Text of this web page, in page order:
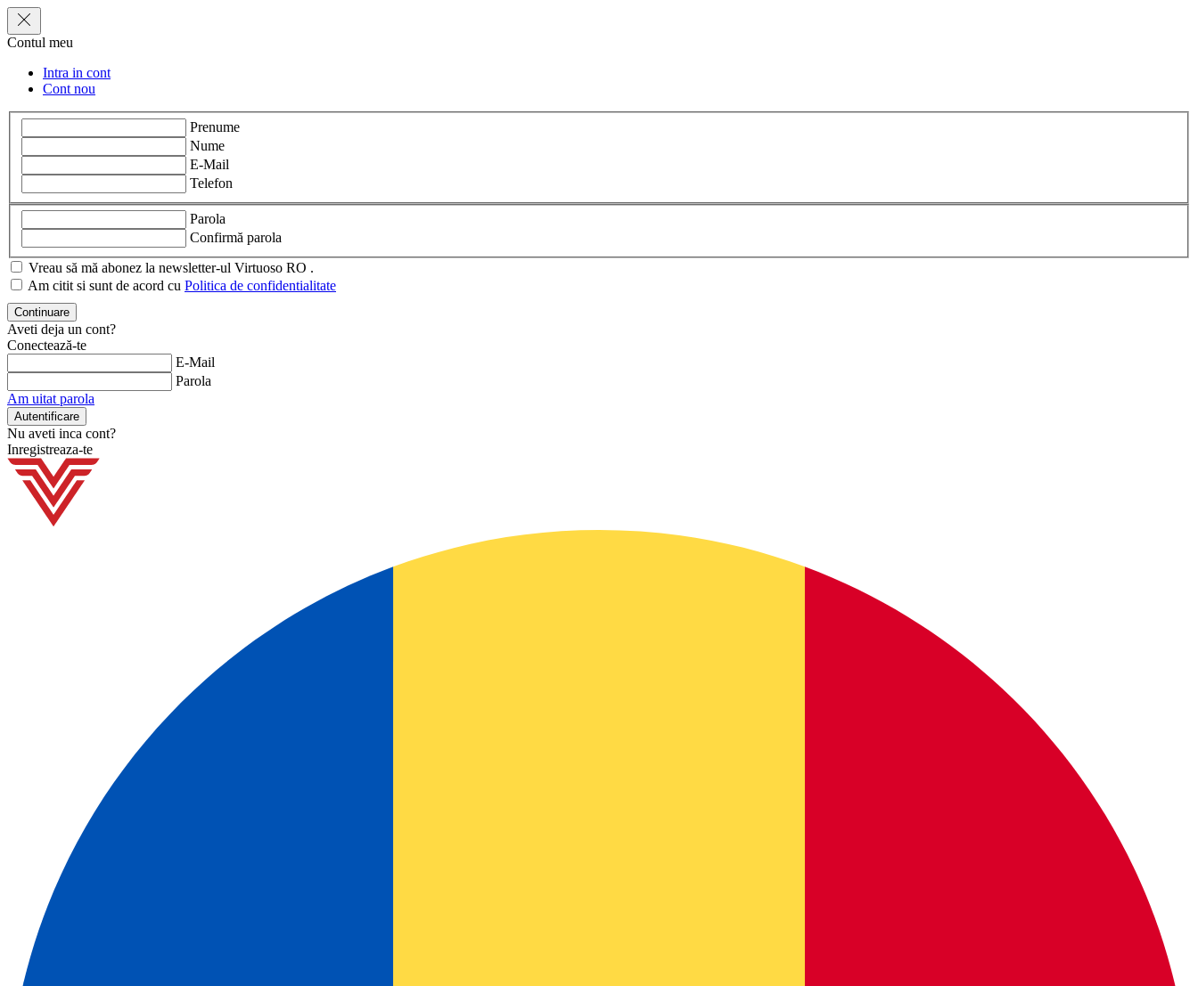
Contul meu
Intra in cont
Cont nou
Prenume
Nume
E-Mail
Telefon
Parola
Confirmă parola
Vreau să mă abonez la newsletter-ul Virtuoso RO .
Am citit si sunt de acord cu Politica de confidentialitate
Aveti deja un cont?
Conectează-te
E-Mail
Parola
Am uitat parola
Nu aveti inca cont?
Inregistreaza-te